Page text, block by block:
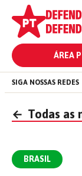
ÁREA
SIGA NOSSAS REDES
← Todas as
BRASIL